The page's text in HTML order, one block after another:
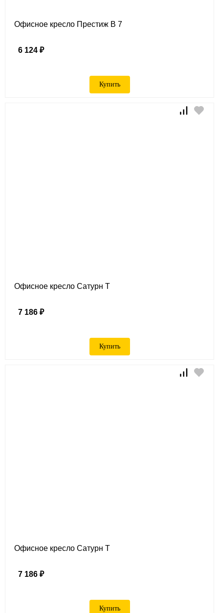
Офисное кресло Престиж B 7
6 124 ₽
Купить
Офисное кресло Сатурн Т
7 186 ₽
Купить
Офисное кресло Сатурн Т
7 186 ₽
Купить